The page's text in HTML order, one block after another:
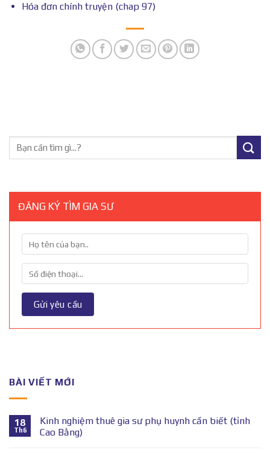
Hóa đơn chính truyện (chap 97)
ĐĂNG KÝ TÌM GIA SƯ
BÀI VIẾT MỚI
18
Th6
Kinh nghiệm thuê gia sư phụ huynh cần biết (tỉnh
Cao Bằng)